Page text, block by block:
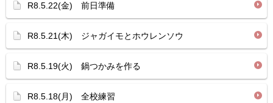
R8.5.22(金) 前日準備
R8.5.21(木) ジャガイモとホウレンソウ
R8.5.19(火) 鍋つかみを作る
R8.5.18(月) 全校練習